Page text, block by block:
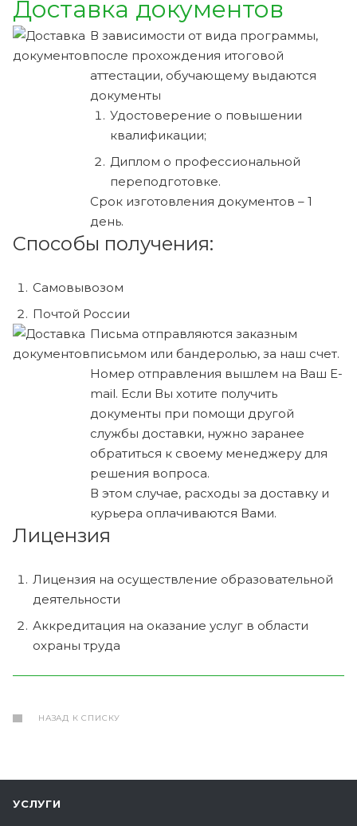
Доставка документов
В зависимости от вида программы,
после прохождения итоговой
аттестации, обучающему выдаются
документы
Удостоверение о повышении
квалификации;
Диплом о профессиональной
переподготовке.
Срок изготовления документов – 1
день.
Способы получения:
Самовывозом
Почтой России
Письма отправляются заказным
письмом или бандеролью, за наш счет.
Номер отправления вышлем на Ваш E-
mail. Если Вы хотите получить
документы при помощи другой
службы доставки, нужно заранее
обратиться к своему менеджеру для
решения вопроса.
В этом случае, расходы за доставку и
курьера оплачиваются Вами.
Лицензия
Лицензия на осуществление образовательной
деятельности
Аккредитация на оказание услуг в области
охраны труда
НАЗАД К СПИСКУ
УСЛУГИ